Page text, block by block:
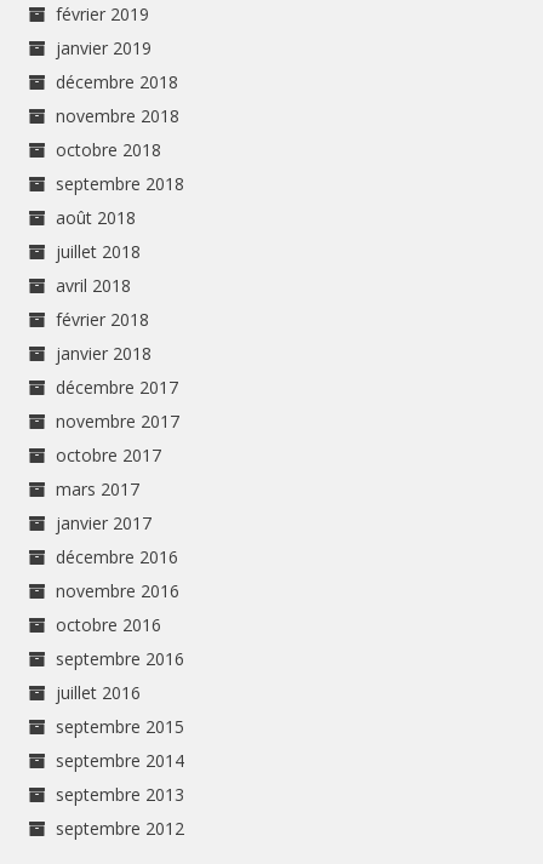
février 2019
janvier 2019
décembre 2018
novembre 2018
octobre 2018
septembre 2018
août 2018
juillet 2018
avril 2018
février 2018
janvier 2018
décembre 2017
novembre 2017
octobre 2017
mars 2017
janvier 2017
décembre 2016
novembre 2016
octobre 2016
septembre 2016
juillet 2016
septembre 2015
septembre 2014
septembre 2013
septembre 2012